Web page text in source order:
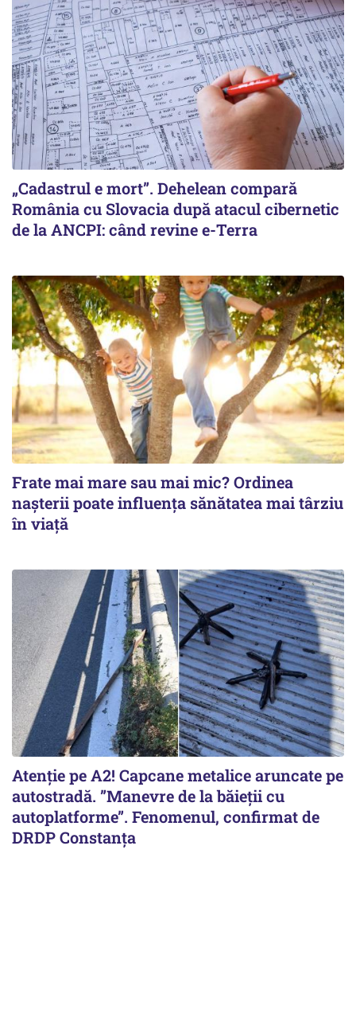
„Cadastrul e mort”. Dehelean compară
România cu Slovacia după atacul cibernetic
de la ANCPI: când revine e-Terra
Frate mai mare sau mai mic? Ordinea
nașterii poate influența sănătatea mai târziu
în viață
Atenție pe A2! Capcane metalice aruncate pe
autostradă. ”Manevre de la băieții cu
autoplatforme”. Fenomenul, confirmat de
DRDP Constanța